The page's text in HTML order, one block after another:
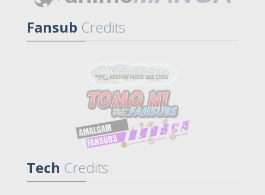
Fansub Credits
Tech Credits